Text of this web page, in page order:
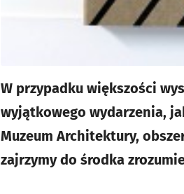
W przypadku większości
wyjątkowego wydarzenia,
Muzeum Architektury,
zajrzymy do środka